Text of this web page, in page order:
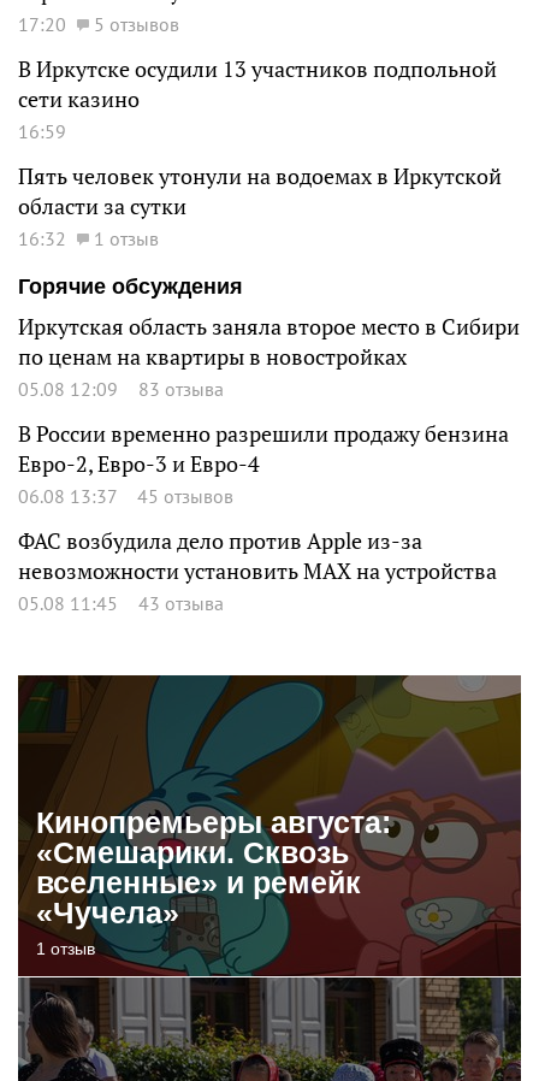
17:20 5 отзывов
В Иркутске осудили 13 участников подпольной
сети казино
16:59
Пять человек утонули на водоемах в Иркутской
области за сутки
16:32
1 отзыв
Горячие обсуждения
Иркутская область заняла второе место в Сибири
по ценам на квартиры в новостройках
05.08 12:09 83 отзыва
В России временно разрешили продажу бензина
Евро-2, Евро-3 и Евро-4
06.08 13:37 45 отзывов
ФАС возбудила дело против Apple из-за
невозможности установить MAX на устройства
05.08 11:45 43 отзыва
Кинопремьеры августа:
«Смешарики. Сквозь
вселенные» и ремейк
«Чучела»
1 отзыв